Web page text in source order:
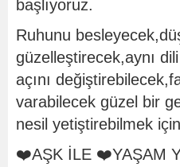
başlıyoruz.
Ruhunu
güzelleştirecek,aynı
açını
varabilecek güzel bir
nesil yetiştirebilmek
❤️AŞK İLE ❤️YAŞAM